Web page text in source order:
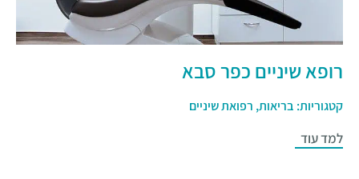
רופא שיניים כפר סבא
קטגוריות: בריאות, רפואת שיניים
למד עוד